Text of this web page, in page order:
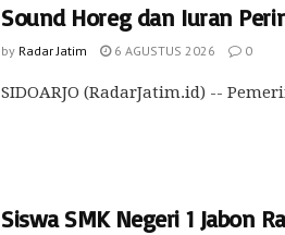
Sound Horeg dan Iuran
by Radar Jatim 6 AGUSTUS 2026 0
SIDOARJO (RadarJatim.id) --
Siswa SMK Negeri 1 Jabon